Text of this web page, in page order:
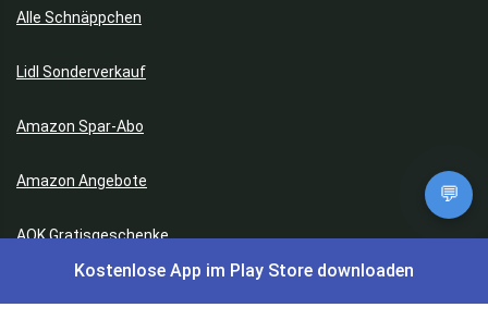
Alle Schnäppchen
Lidl Sonderverkauf
Amazon Spar-Abo
Amazon Angebote
AOK Gratisgeschenke
Gutscheine, Coupons & Payback
💬
Kostenlose App im Play Store downloaden